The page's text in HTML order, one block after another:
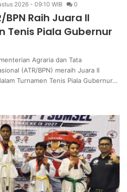
2026 - 09:10 WIB 0
Raih Juara II
Tenis Piala Gubernur
Agraria dan Tata
(ATR/BPN) meraih Juara II
Turnamen Tenis Piala Gubernur…